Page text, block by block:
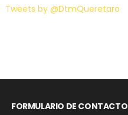
Tweets by @DtmQueretaro
FORMULARIO DE CONTACTO